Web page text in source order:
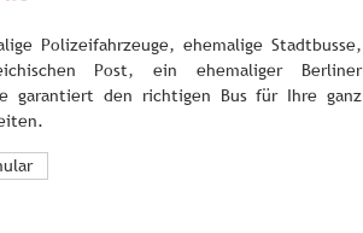
Polizeifahrzeuge, ehemalige Stadtbusse,
Post, ein ehemaliger Berliner
garantiert den richtigen Bus für Ihre ganz